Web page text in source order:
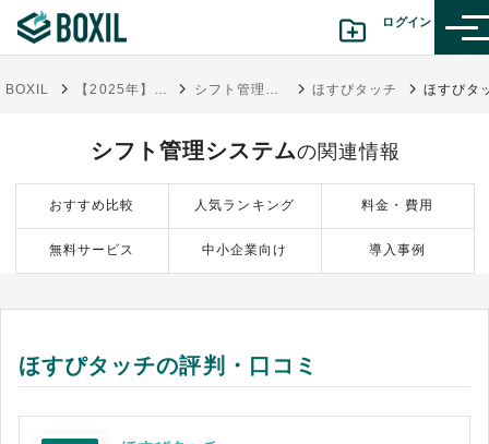
ログイン
診断から探す(β版)
記事から探す
BOXIL 【2025年】シフト管理システム比較13選！選び方・おすすめサービス シフト管理システム ほすぴタッチ
シフト管理システムの関連情報
おすすめ比較 人気ランキング 料金・費用
無料サービス 中小企業向け 導入事例
ほすぴタッチの評判・口コミ